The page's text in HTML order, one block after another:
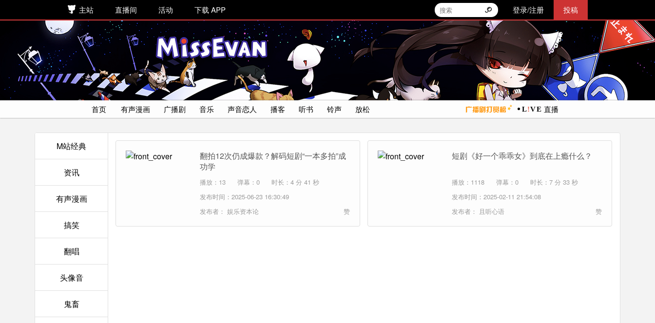
主站 直播间 活动 下载 APP 登录/注册 投稿
首页 有声漫画 广播剧 音乐 声音恋人 播客 听书 铃声 放松 直播
M站经典
资讯
有声漫画
搞笑
翻唱
头像音
鬼畜
翻拍12次仍成爆款？解码短剧“一本多拍”成
功学
播放：13 弹幕：0
时长：4 分 41 秒
发布时间：2025-06-23 16:30:49
发布者： 娱乐资本论 赞
短剧《好一个乖乖女》到底在上瘾什么？
播放：1118 弹幕：0
时长：7 分 33 秒
发布时间：2025-02-11 21:54:08
发布者：
且听心语 赞